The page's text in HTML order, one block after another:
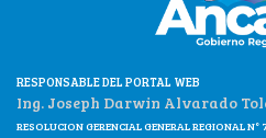
RESPONSABLE DEL PORTAL WEB
Ing. Joseph Darwin Alvarado
RESOLUCION GERENCIAL GENERAL REGIONAL